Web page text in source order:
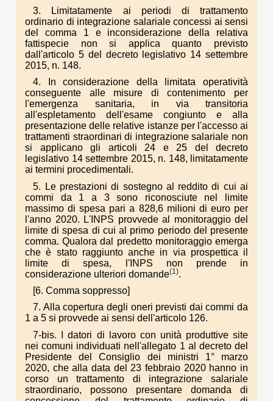
3. Limitatamente ai periodi di trattamento
ordinario di integrazione salariale concessi ai sensi
del comma 1 e inconsiderazione della relativa
fattispecie non si applica quanto previsto
dall'articolo 5 del decreto legislativo 14 settembre
2015, n. 148.
4. In considerazione della limitata operatività
conseguente alle misure di contenimento per
l'emergenza sanitaria, in via transitoria
all'espletamento dell'esame congiunto e alla
presentazione delle relative istanze per l'accesso ai
trattamenti straordinari di integrazione salariale non
si applicano gli articoli 24 e 25 del decreto
legislativo 14 settembre 2015, n. 148, limitatamente
ai termini procedimentali.
5. Le prestazioni di sostegno al reddito di cui ai
commi da 1 a 3 sono riconosciute nel limite
massimo di spesa pari a 828,6 milioni di euro per
l'anno 2020. L'INPS provvede al monitoraggio del
limite di spesa di cui al primo periodo del presente
comma. Qualora dal predetto monitoraggio emerga
che è stato raggiunto anche in via prospettica il
limite di spesa, l'INPS non prende in
considerazione ulteriori domande(1).
[6. Comma soppresso]
7. Alla copertura degli oneri previsti dai commi da
1 a 5 si provvede ai sensi dell'articolo 126.
7-bis. I datori di lavoro con unità produttive site
nei comuni individuati nell'allegato 1 al decreto del
Presidente del Consiglio dei ministri 1° marzo
2020, che alla data del 23 febbraio 2020 hanno in
corso un trattamento di integrazione salariale
straordinario, possono presentare domanda di